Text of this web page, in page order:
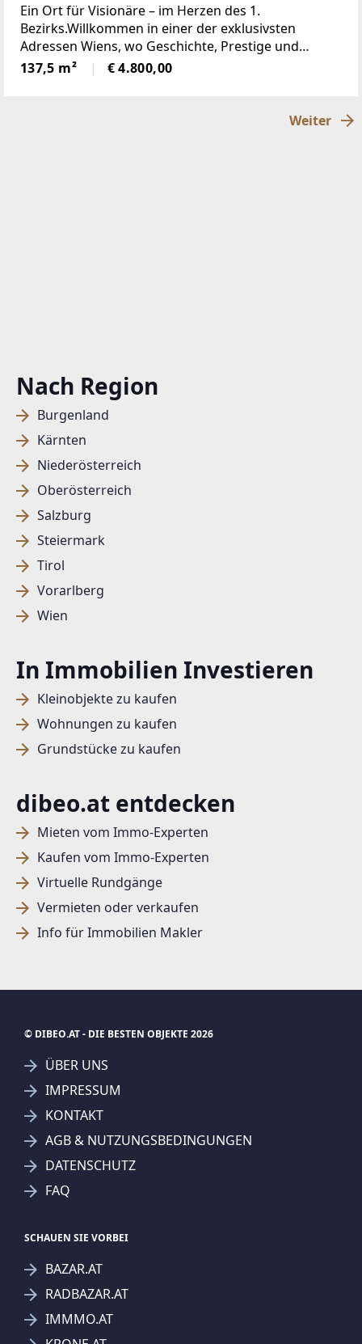
Nach Region
Burgenland
Kärnten
Niederösterreich
Oberösterreich
Salzburg
Steiermark
Tirol
Vorarlberg
Wien
In Immobilien Investieren
Kleinobjekte zu kaufen
Wohnungen zu kaufen
Grundstücke zu kaufen
dibeo.at entdecken
Mieten vom Immo-Experten
Kaufen vom Immo-Experten
Virtuelle Rundgänge
Vermieten oder verkaufen
Info für Immobilien Makler
SUCHAGENT ANLEGEN FÜR DIE
AKTUELLEN SUCHKRITERIEN
Ich stimme der Verarbeitung meiner Daten, wie
zu.
Ein Ort für Visionäre – im Herzen des 1.
Bezirks.Willkommen in einer der exklusivsten
Adressen Wiens, wo Geschichte, Prestige und
moderne Eleganz miteinander verschmelzen. Dieses
außergewöhnliche Objekt im 1. Bezirk – dem besten,
137,5 m² € 4.800,00
Weiter
© DIBEO.AT - DIE BESTEN OBJEKTE 2026
ÜBER UNS
IMPRESSUM
KONTAKT
AGB & NUTZUNGSBEDINGUNGEN
DATENSCHUTZ
FAQ
SCHAUEN SIE VORBEI
BAZAR.AT
RADBAZAR.AT
IMMMO.AT